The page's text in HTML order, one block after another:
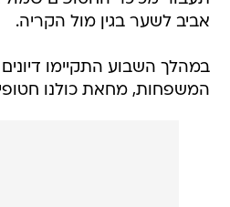
אביב לשער בגין מול הקריה.
במהלך השבוע התקיימו
המשפחות, מחאת כולנו